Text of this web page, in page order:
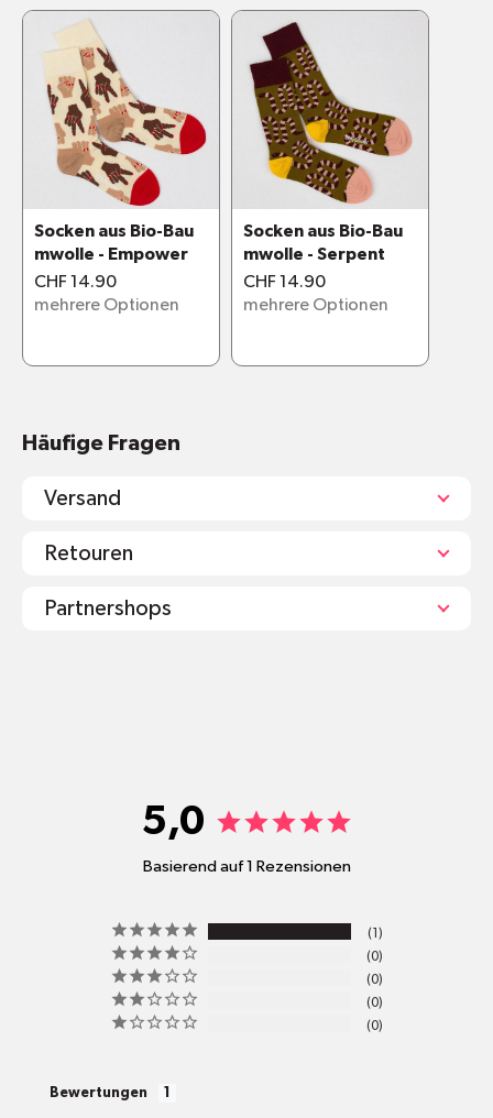
vermeiden
Socken halten länger, wenn man sie nicht in
den Trockner steckt
Socken aus Bio-Bau
mwolle - Empower
CHF 14.90
mehrere Optionen
Socken aus Bio-Bau
mwolle - Serpent
CHF 14.90
mehrere Optionen
Häufige Fragen
Versand
pro
Standort
Versandkosten
Retouren
Partnershops
5,0
Basierend auf 1 Rezensionen
1
0
0
0
0
Bewertungen